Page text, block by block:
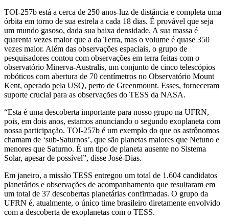
TOI-257b está a cerca de 250 anos-luz de distância e completa uma
órbita em torno de sua estrela a cada 18 dias. É provável que seja
um mundo gasoso, dada sua baixa densidade. A sua massa é
quarenta vezes maior que a da Terra, mas o volume é quase 350
vezes maior. Além das observações espaciais, o grupo de
pesquisadores contou com observações em terra feitas com o
observatório Minerva-Australis, um conjunto de cinco telescópios
robóticos com abertura de 70 centímetros no Observatório Mount
Kent, operado pela USQ, perto de Greenmount. Esses, forneceram
suporte crucial para as observações do TESS da NASA.
“Esta é uma descoberta importante para nosso grupo na UFRN,
pois, em dois anos, estamos anunciando o segundo exoplaneta com
nossa participação. TOI-257b é um exemplo do que os astrônomos
chamam de ‘sub-Saturnos’, que são planetas maiores que Netuno e
menores que Saturno. É um tipo de planeta ausente no Sistema
Solar, apesar de possível”, disse José-Dias.
Em janeiro, a missão TESS entregou um total de 1.604 candidatos
planetários e observações de acompanhamento que resultaram em
um total de 37 descobertas planetárias confirmadas. O grupo da
UFRN é, atualmente, o único time brasileiro diretamente envolvido
com a descoberta de exoplanetas com o TESS.